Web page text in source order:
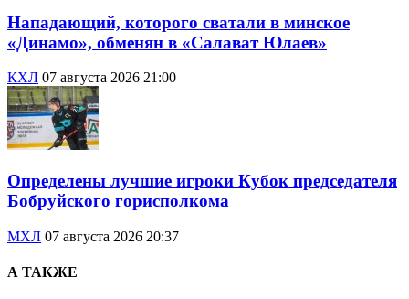
Нападающий, которого сватали в минское
«Динамо», обменян в «Салават Юлаев»
КХЛ 07 августа 2026 21:00
Определены лучшие игроки Кубок председателя
Бобруйского горисполкома
МХЛ 07 августа 2026 20:37
А ТАКЖЕ